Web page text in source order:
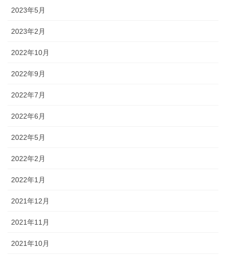
2023年5月
2023年2月
2022年10月
2022年9月
2022年7月
2022年6月
2022年5月
2022年2月
2022年1月
2021年12月
2021年11月
2021年10月